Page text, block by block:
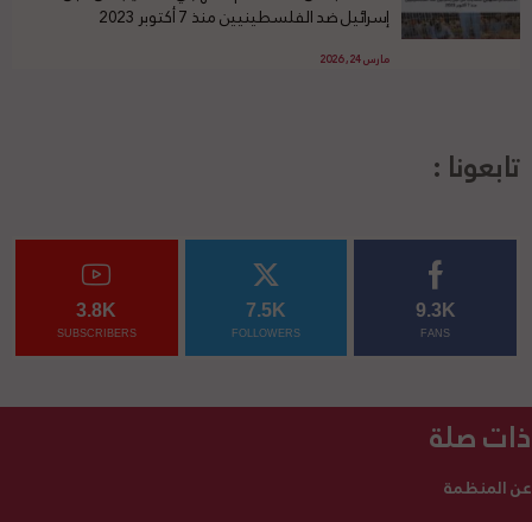
إسرائيل ضد الفلسطينيين منذ 7 أكتوبر 2023
مارس 24, 2026
تابعونا :
9.3K
FANS
7.5K
FOLLOWERS
3.8K
SUBSCRIBERS
ذات صلة
عن المنظمة